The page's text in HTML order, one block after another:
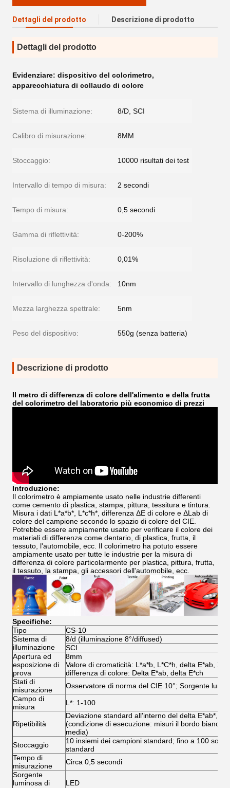
Dettagli del prodotto Descrizione di prodotto
Dettagli del prodotto
Evidenziare: dispositivo del colorimetro,
apparecchiatura di collaudo di colore
Sistema di illuminazione: 8/D, SCI
Calibro di misurazione: 8MM
Stoccaggio: 10000 risultati dei test
Intervallo di tempo di misura: 2 secondi
Tempo di misura: 0,5 secondi
Gamma di riflettività: 0-200%
Risoluzione di riflettività: 0,01%
Intervallo di lunghezza d'onda: 10nm
Mezza larghezza spettrale: 5nm
Peso del dispositivo: 550g (senza batteria)
Descrizione di prodotto
Il metro di differenza di colore dell'alimento e della frutta
del colorimetro del laboratorio più economico di prezzi
Introduzione:
Il colorimetro è ampiamente usato nelle industrie differenti
come cemento di plastica, stampa, pittura, tessitura e tintura.
Misura i dati L*a*b*, L*c*h*, differenza ΔE di colore e ΔLab di
colore del campione secondo lo spazio di colore del CIE.
Potrebbe essere ampiamente usato per verificare il colore dei
materiali di differenza come dentario, di plastica, frutta, il
tessuto, l'automobile, ecc. Il colorimetro ha potuto essere
ampiamente usato per tutte le industrie per la misura di
differenza di colore particolarmente per plastica, pittura, frutta,
il tessuto, la stampa, gli accessori dell'automobile, ecc.
Specifiche:
Tipo
CS-10
Sistema di
illuminazione
8/d (illuminazione 8°/diffused)
SCI
Apertura ed
esposizione di
prova
8mm
Valore di cromaticità: L*a*b, L*C*h, delta E*ab,
differenza di colore: Delta E*ab, delta E*ch
Stati di
misurazione
Osservatore di norma del CIE 10°; Sorgente
Campo di
misura
L*: 1-100
Ripetibilità
Deviazione standard all'interno del delta E*ab*,
(condizione di esecuzione: misuri il bordo bianco
media)
Stoccaggio
10 insiemi dei campioni standard; fino a 100 sotto
standard
Tempo di
misurazione
Circa 0,5 secondi
Sorgente
luminosa di
LED